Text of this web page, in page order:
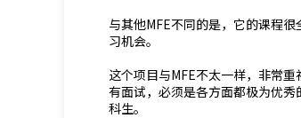
与其他MFE不同的是，它的课程
习机会。
这个项目与MFE不太一样，非常
有面试，必须是各方面都极为优
科生。